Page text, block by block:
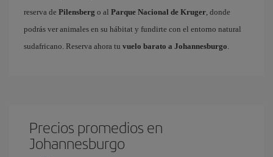
reserva de Pilensberg o al Parque Nacional de Kruger, donde
podrás ver animales en su hábitat y fundirte con el entorno natural
sudafricano. Reserva ahora tu vuelo barato a Johannesburgo.
Precios promedios en
Johannesburgo